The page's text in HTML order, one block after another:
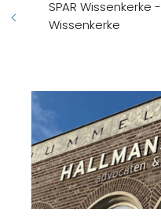
SPAR Wissenkerke -
Wissenkerke